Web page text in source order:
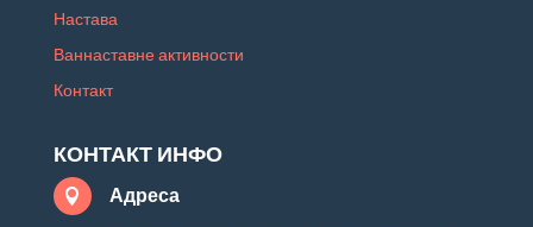
Настава
Ваннаставне активности
Контакт
КОНТАКТ ИНФО
 Адреса